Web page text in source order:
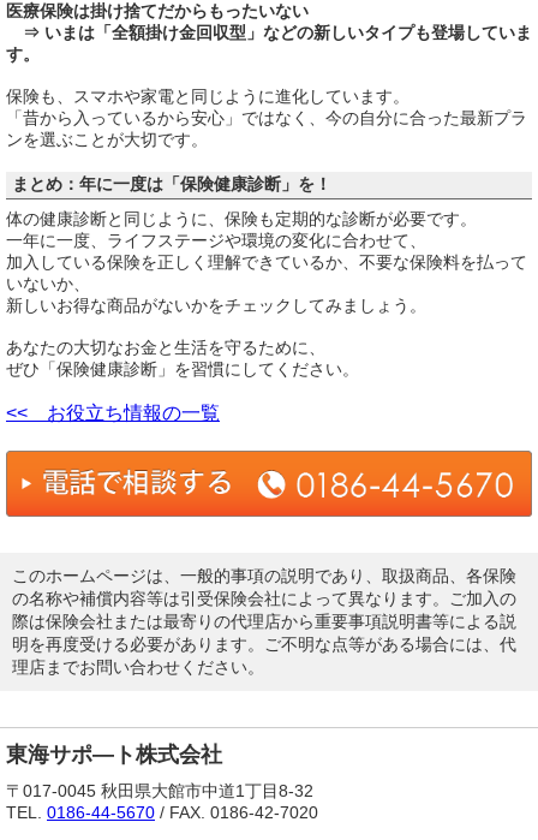
医療保険は掛け捨てだからもったいない
⇒ いまは「全額掛け金回収型」などの新しいタイプも登場していま
す。
保険も、スマホや家電と同じように進化しています。
「昔から入っているから安心」ではなく、今の自分に合った最新プラ
ンを選ぶことが大切です。
まとめ：年に一度は「保険健康診断」を！
体の健康診断と同じように、保険も定期的な診断が必要です。
一年に一度、ライフステージや環境の変化に合わせて、
加入している保険を正しく理解できているか、不要な保険料を払って
いないか、
新しいお得な商品がないかをチェックしてみましょう。
あなたの大切なお金と生活を守るために、
ぜひ「保険健康診断」を習慣にしてください。
<< お役立ち情報の一覧
このホームページは、一般的事項の説明であり、取扱商品、各保険
の名称や補償内容等は引受保険会社によって異なります。ご加入の
際は保険会社または最寄りの代理店から重要事項説明書等による説
明を再度受ける必要があります。ご不明な点等がある場合には、代
理店までお問い合わせください。
東海サポ―ト株式会社
〒017-0045 秋田県大館市中道1丁目8-32
TEL. 0186-44-5670 / FAX. 0186-42-7020